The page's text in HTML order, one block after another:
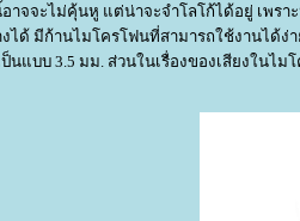
จจะไม่คุ้นหู แต่น่าจะจำโลโก้ได้อยู่ เพรา
งได้ มีก้านไมโครโฟนที่สามารถใช้งานไ
นแบบ 3.5 มม. ส่วนในเรื่องของเสียงในไ